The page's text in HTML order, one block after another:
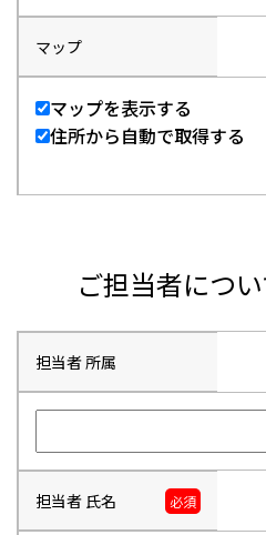
マップ
マップを表示する
住所から自動で取得する
ご担当者につい
担当者 所属
担当者 氏名 必須